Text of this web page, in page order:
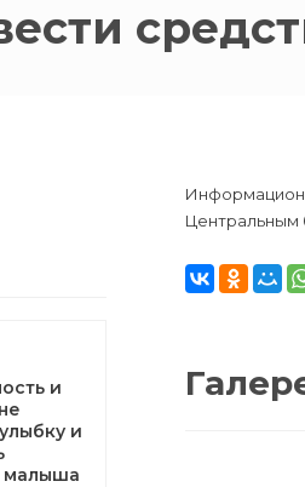
и
и
малыша
Центральным